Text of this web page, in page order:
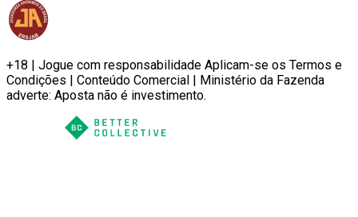
+18 | Jogue com responsabilidade Aplicam-se os Termos e
Condições | Conteúdo Comercial | Ministério da Fazenda
adverte: Aposta não é investimento.